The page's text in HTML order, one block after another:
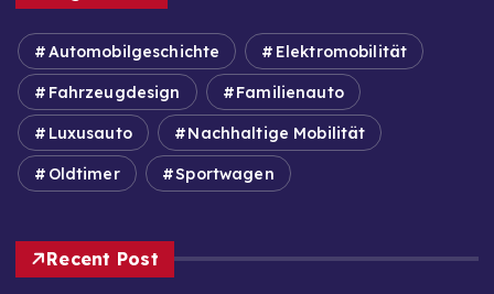
Automobilgeschichte Elektromobilität
Fahrzeugdesign Familienauto
Luxusauto Nachhaltige Mobilität
Oldtimer Sportwagen
Recent Post